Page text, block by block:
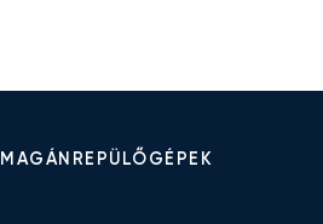
MAGÁNREPÜLŐGÉPEK